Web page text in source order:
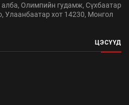
алба, Олимпийн гудамж, Сүхбаатар
Улаанбаатар хот 14230, Монгол
ЦЭСҮҮД